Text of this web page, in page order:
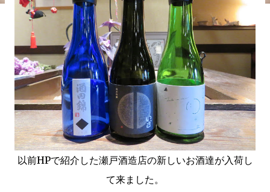
以前HPで紹介した瀬戸酒造店の新しいお酒達が入荷し
て来ました。